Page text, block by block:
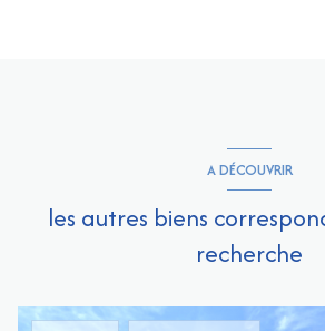
A DÉCOUVRIR
les autres biens
recherche